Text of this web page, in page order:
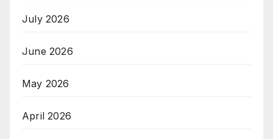
July 2026
June 2026
May 2026
April 2026